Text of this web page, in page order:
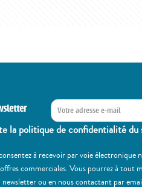
la politique de confidentialité
à recevoir par voie
commerciales. Vous pourrez à tout
newsletter ou en nous contactant par